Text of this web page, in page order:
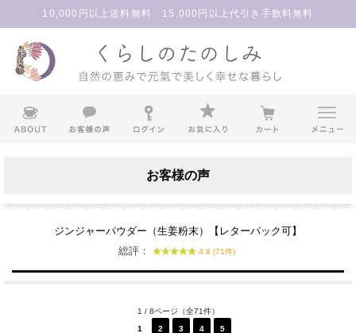
10,000円以上送料無料 15,000円以上代引き手数料無料
お客様の声
ジンジャーパウダー（生姜粉末）【レターパック可】
総評：
4.8 (71件)
1 / 8ページ（全71件）
1
2 3 4 5